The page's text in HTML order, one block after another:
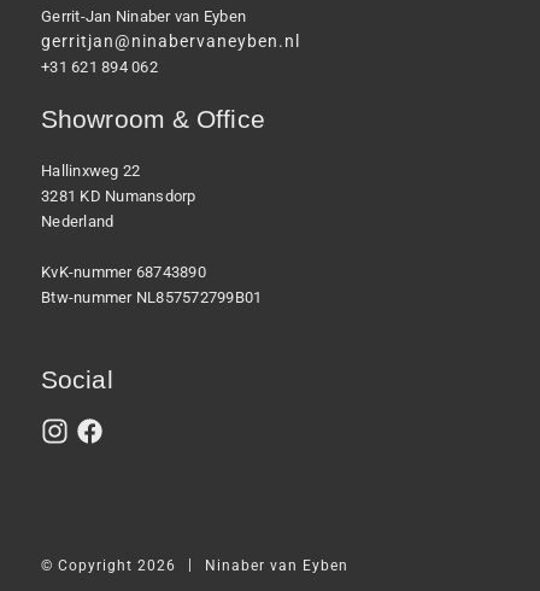
Gerrit-Jan Ninaber van Eyben
gerritjan@ninabervaneyben.nl
+31 621 894 062
Showroom & Office
Hallinxweg 22
3281 KD Numansdorp
Nederland
KvK-nummer 68743890
Btw-nummer NL857572799B01
Social
© Copyright 2026 Ninaber van Eyben